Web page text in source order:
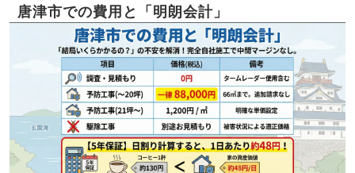
唐津市での費用と「明朗会計」